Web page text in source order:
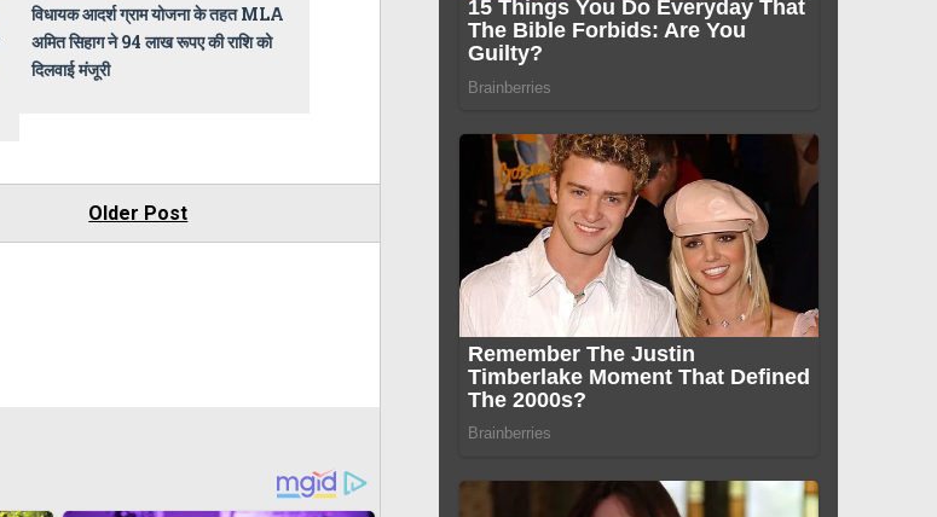
विधायक आदर्श ग्राम योजना के तहत MLA
अमित सिहाग ने 94 लाख रूपए की राशि को
दिलवाई मंजूरी
Older Post